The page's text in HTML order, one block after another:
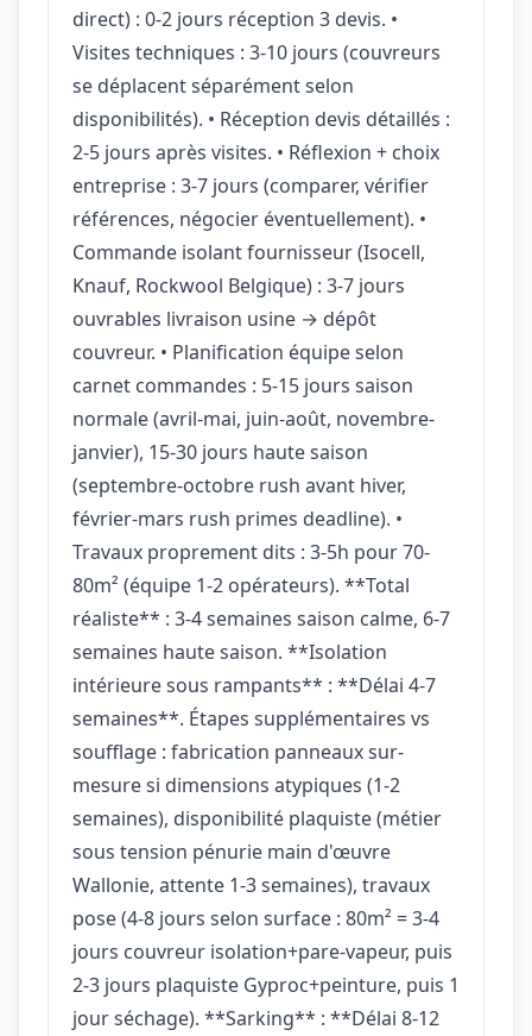
direct) : 0-2 jours réception 3 devis. •
Visites techniques : 3-10 jours (couvreurs
se déplacent séparément selon
disponibilités). • Réception devis détaillés :
2-5 jours après visites. • Réflexion + choix
entreprise : 3-7 jours (comparer, vérifier
références, négocier éventuellement). •
Commande isolant fournisseur (Isocell,
Knauf, Rockwool Belgique) : 3-7 jours
ouvrables livraison usine → dépôt
couvreur. • Planification équipe selon
carnet commandes : 5-15 jours saison
normale (avril-mai, juin-août, novembre-
janvier), 15-30 jours haute saison
(septembre-octobre rush avant hiver,
février-mars rush primes deadline). •
Travaux proprement dits : 3-5h pour 70-
80m² (équipe 1-2 opérateurs). **Total
réaliste** : 3-4 semaines saison calme, 6-7
semaines haute saison. **Isolation
intérieure sous rampants** : **Délai 4-7
semaines**. Étapes supplémentaires vs
soufflage : fabrication panneaux sur-
mesure si dimensions atypiques (1-2
semaines), disponibilité plaquiste (métier
sous tension pénurie main d'œuvre
Wallonie, attente 1-3 semaines), travaux
pose (4-8 jours selon surface : 80m² = 3-4
jours couvreur isolation+pare-vapeur, puis
2-3 jours plaquiste Gyproc+peinture, puis 1
jour séchage). **Sarking** : **Délai 8-12